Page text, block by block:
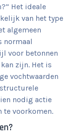
Het ideale
van het type
algemeen
normaal
voor betonnen
zijn. Het is
vochtwaarden
nodig actie
te voorkomen.